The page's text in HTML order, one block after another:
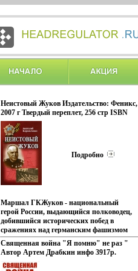
Неистовый Жуков Издательство: Феникс,
2007 г Твердый переплет, 256 стр ISBN
978-5-222-11440-7 Тираж: 3000 экз
Формат: 84x108/32 (~130х205 мм) инфо
3889p.
Подробно
Маршал ГКЖуков - национальный
герой России, выдающийся полководец,
добившийся исторических побед в
сражениях над германским фашизмом
Книга повествует о многих проведенных
полководцем сражениях, вошедших в
абыъвннналы мировой военной
истории Предлагаемая книга
Священная война "Я помню" не раз "
Автор Артем Драбкин инфо 3917p.